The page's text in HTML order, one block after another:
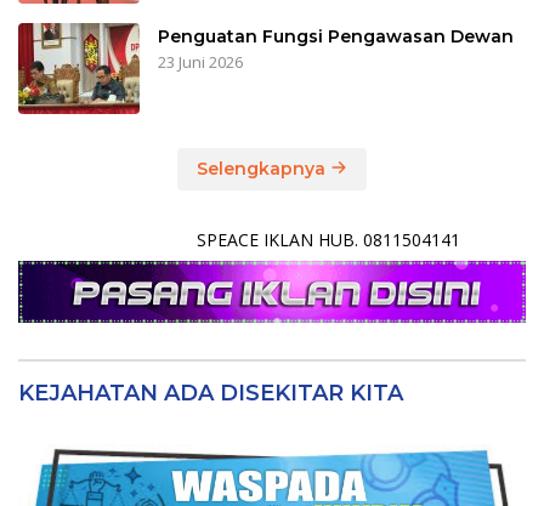
Penguatan Fungsi Pengawasan Dewan
23 Juni 2026
Selengkapnya
SPEACE IKLAN HUB. 0811504141
KEJAHATAN ADA DISEKITAR KITA